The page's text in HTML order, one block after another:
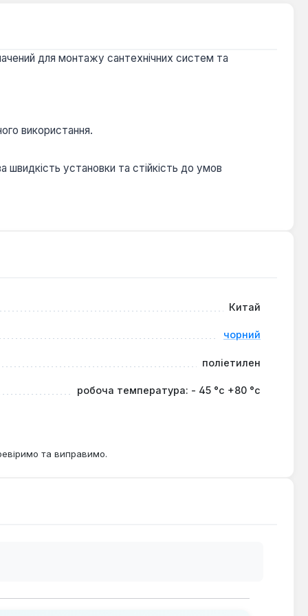
для монтажу сантехнічних систем та
використання.
швидкість установки та стійкість до умов
Китай
чорний
поліетилен
робоча температура: - 45 °с +80 °с
та виправимо.